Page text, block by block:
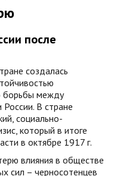
после
создалась
борьбы между
В стране
социально-
который в итоге
в октябре 1917 г.
влияния в обществе
сил – черносотенцев